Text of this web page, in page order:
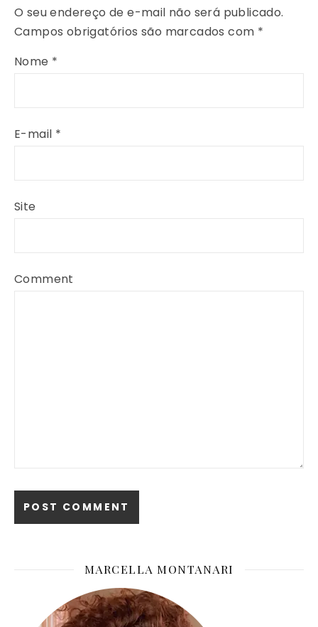
O seu endereço de e-mail não será publicado.
Campos obrigatórios são marcados com *
Nome *
E-mail *
Site
Comment
MARCELLA MONTANARI